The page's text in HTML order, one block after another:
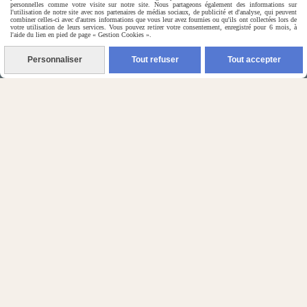
(5) Nos Avis Clients :
personnelles comme votre visite sur notre site. Nous partageons également des informations sur
l'utilisation de notre site avec nos partenaires de médias sociaux, de publicité et d'analyse, qui peuvent
combiner celles-ci avec d'autres informations que vous leur avez fournies ou qu'ils ont collectées lors de
votre utilisation de leurs services. Vous pouvez retirer votre consentement, enregistré pour 6 mois, à
l'aide du lien en pied de page « Gestion Cookies ».
Personnaliser Tout refuser Tout accepter